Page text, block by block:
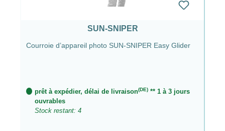
SUN-SNIPER
Courroie d’appareil photo SUN-SNIPER Easy Glider
prêt à expédier, délai de livraison(DE) ** 1 à 3 jours
ouvrables
Stock restant: 4